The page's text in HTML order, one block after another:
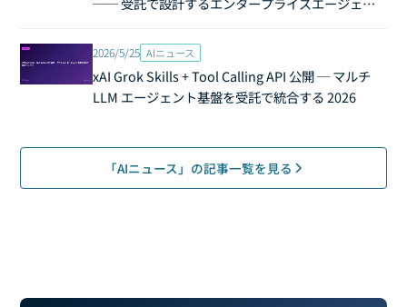
2026/5/25 AIニュース
xAI Grok Skills + Tool Calling API 公開 ─ マルチ
LLM エージェント基盤を受託で統合する 2026
「AIニュース」の記事一覧を見る